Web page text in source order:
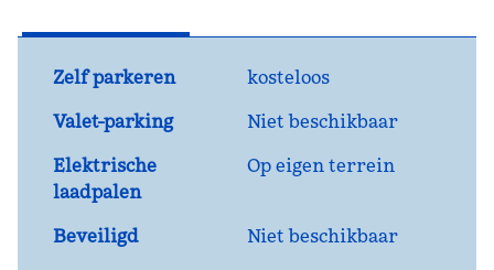
Zelf parkeren
kosteloos
Valet-parking
Niet beschikbaar
Elektrische
laadpalen
Op eigen terrein
Beveiligd
Niet beschikbaar